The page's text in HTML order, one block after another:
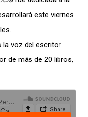
este viernes
voz del escritor
de más de 20 libros,